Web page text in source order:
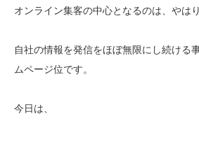
オンライン集客の中心となるのは、やは
自社の情報を発信をほぼ無限にし続ける
ムページ位です。
今日は、